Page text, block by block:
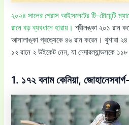
২০২৪ সালের গ্রোস আইসলেটের টি-টোয়েন্টি
রানে বড় ব্যবধানে হারায়। শ্রীলঙ্কা ২০১ রান
আসালাঙ্কা প্রত্যেকে ৪৬ রান করেন। থুশারা ২৪
১২ রানে ২ উইকেট নেন, যা নেদারল্যান্ডসকে
1. ১৭২ বনাম কেনিয়া,